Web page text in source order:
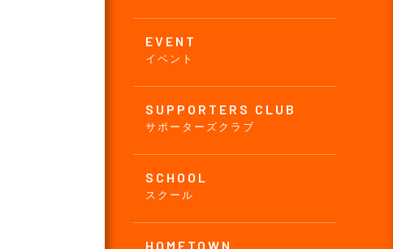
EVENT
イベント
SUPPORTERS CLUB
サポーターズクラブ
SCHOOL
スクール
HOMETOWN